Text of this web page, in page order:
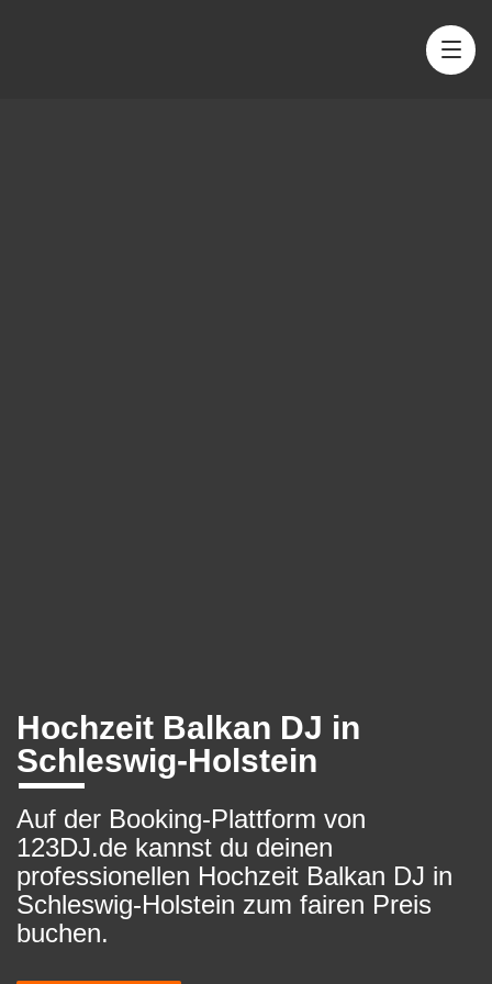
Hochzeit Balkan DJ in
Schleswig-Holstein
Auf der Booking-Plattform von
123DJ.de kannst du deinen
professionellen Hochzeit Balkan DJ in
Schleswig-Holstein zum fairen Preis
buchen.